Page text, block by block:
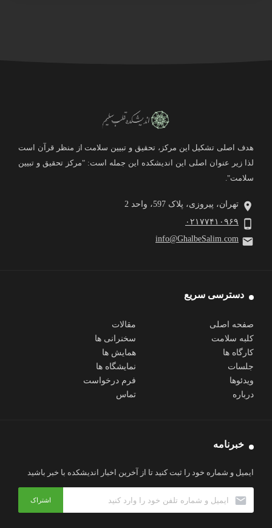
هدف اصلی تشکیل این مرکز، تحقیق و تبیین سلامت از منظر قرآن است
لذا زیر عنوان اصلی این اندیشکده این جمله است: "مرکز تحقیق و تبیین
سلامت".
تهران، پیروزی، پلاک 597، واحد 2
۰۲۱۷۷۴۱۰۹۶۹
info@GhalbeSalim.com
دسترسی سریع
صفحه اصلی
مقالات
کلبه سلامت
سخنرانی ها
کارگاه ها
همایش ها
جلسات
نمایشگاه ها
ویدئوها
فرم درخواست
درباره
تماس
خبرنامه
ایمیل و شماره خود را ثبت کنید تا از آخرین اخبار اندیشکده با خبر باشید